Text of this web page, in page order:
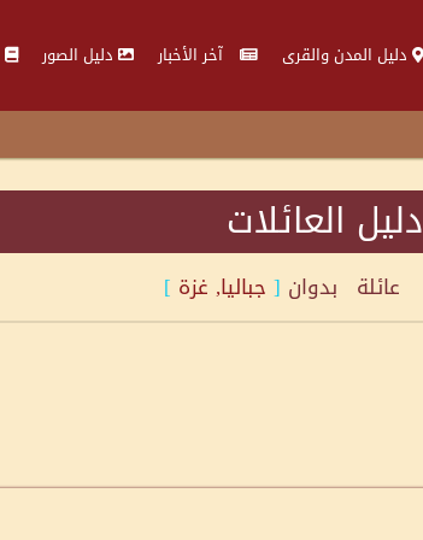
دليل المدن والقرى آخر الأخبار دليل الصور
دليل العائلات
عائلة بدوان [ جباليا, غزة ]